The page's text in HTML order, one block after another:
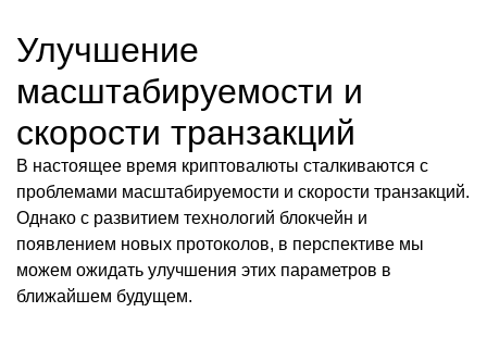
Улучшение
масштабируемости и
скорости транзакций
В настоящее время криптовалюты сталкиваются с
проблемами масштабируемости и скорости транзакций.
Однако с развитием технологий блокчейн и
появлением новых протоколов, в перспективе мы
можем ожидать улучшения этих параметров в
ближайшем будущем.